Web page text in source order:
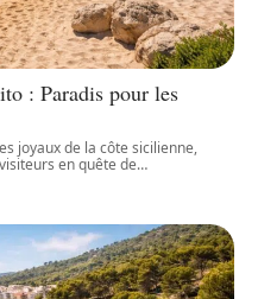
: Paradis pour les
joyaux de la côte sicilienne,
en quête de…